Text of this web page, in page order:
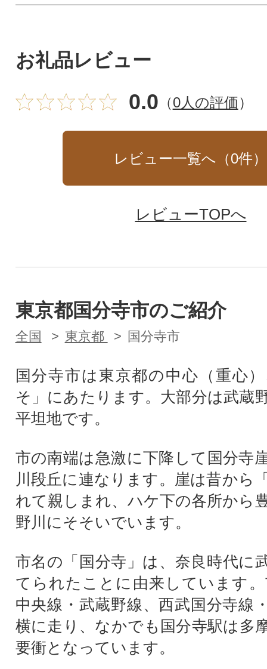
お礼品レビュー
0.0 （0人の評価）
レビュー一覧へ（0件）
レビューTOPへ
東京都国分寺市のご紹介
全国 東京都 国分寺市
国分寺市は東京都の中心（重心
そ」にあたります。大部分は武蔵
平坦地です。
市の南端は急激に下降して国分寺
川段丘に連なります。崖は昔から
れて親しまれ、ハケ下の各所から
野川にそそいでいます。
市名の「国分寺」は、奈良時代に
てられたことに由来しています
中央線・武蔵野線、西武国分寺線
横に走り、なかでも国分寺駅は多
要衝となっています。